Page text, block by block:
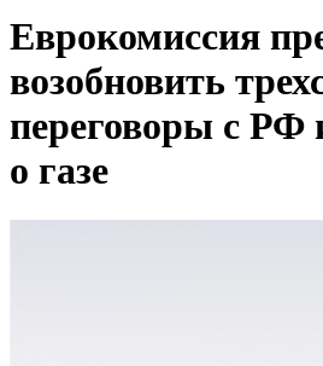
Еврокомиссия
возобновить
переговоры с РФ
о газе